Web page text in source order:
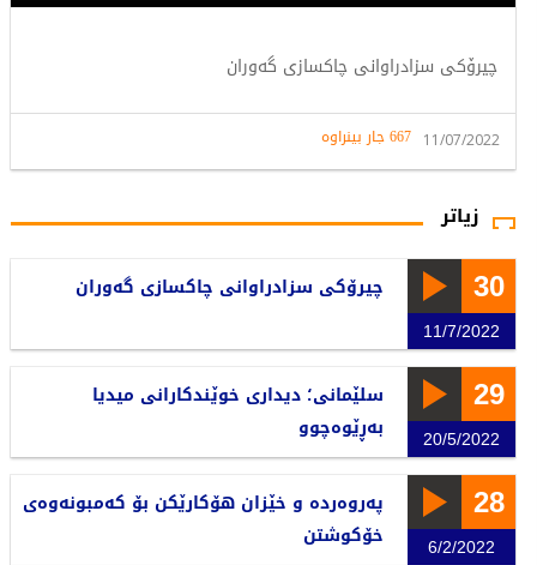
چیرۆکی سزادراوانی چاکسازی گەوران
11/07/2022 667 جار بینراوە
زیاتر
30
11/7/2022
چیرۆکی سزادراوانی چاکسازی گەوران
29
20/5/2022
سلێمانی؛ دیداری خوێندکارانی میدیا
بەڕێوەچوو
28
6/2/2022
پەروەردە و خێزان هۆکارێکن بۆ کەمبونەوەی
خۆکوشتن